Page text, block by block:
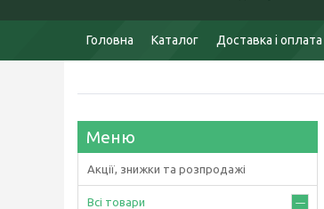
Головна Каталог Доставка і оплата
Акції, знижки та розпродажі
Всі товари